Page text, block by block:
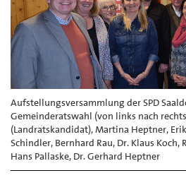
Aufstellungsversammlung der SPD
Gemeinderatswahl (von links nach
(Landratskandidat), Martina Heptner,
Schindler, Bernhard Rau, Dr. Klaus Koch,
Hans Pallaske, Dr. Gerhard Heptner